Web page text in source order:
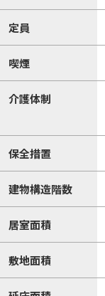
定員
喫煙
介護体制
保全措置
建物構造階数
居室面積
敷地面積